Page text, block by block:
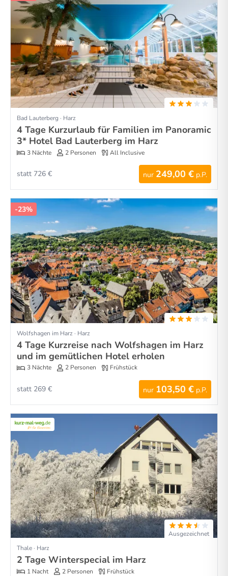
Bad Lauterberg · Harz
4 Tage Kurzurlaub für Familien im Panoramic
3* Hotel Bad Lauterberg im Harz
3 Nächte 2 Personen All Inclusive
nur 249,00 € p.P.
statt 726 €
-23%
Wolfshagen im Harz · Harz
4 Tage Kurzreise nach Wolfshagen im Harz
und im gemütlichen Hotel erholen
3 Nächte 2 Personen Frühstück
nur 103,50 € p.P.
statt 269 €
Ausgezeichnet
Thale · Harz
2 Tage Winterspecial im Harz
1 Nacht 2 Personen Frühstück